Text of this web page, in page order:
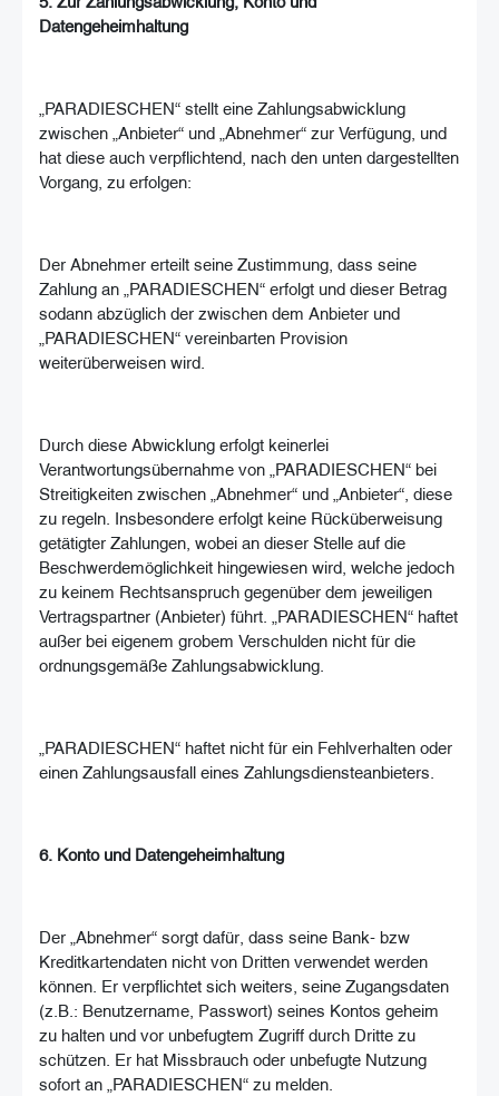
Datengeheimhaltung
„PARADIESCHEN“ stellt eine Zahlungsabwicklung
zwischen „Anbieter“ und „Abnehmer“ zur Verfügung, und
hat diese auch verpflichtend, nach den unten dargestellten
Vorgang, zu erfolgen:
Der Abnehmer erteilt seine Zustimmung, dass seine
Zahlung an „PARADIESCHEN“ erfolgt und dieser Betrag
sodann abzüglich der zwischen dem Anbieter und
„PARADIESCHEN“ vereinbarten Provision
weiterüberweisen wird.
Durch diese Abwicklung erfolgt keinerlei
Verantwortungsübernahme von „PARADIESCHEN“ bei
Streitigkeiten zwischen „Abnehmer“ und „Anbieter“, diese
zu regeln. Insbesondere erfolgt keine Rücküberweisung
getätigter Zahlungen, wobei an dieser Stelle auf die
Beschwerdemöglichkeit hingewiesen wird, welche jedoch
zu keinem Rechtsanspruch gegenüber dem jeweiligen
Vertragspartner (Anbieter) führt. „PARADIESCHEN“ haftet
außer bei eigenem grobem Verschulden nicht für die
ordnungsgemäße Zahlungsabwicklung.
„PARADIESCHEN“ haftet nicht für ein Fehlverhalten oder
einen Zahlungsausfall eines Zahlungsdiensteanbieters.
6. Konto und Datengeheimhaltung
Der „Abnehmer“ sorgt dafür, dass seine Bank- bzw
Kreditkartendaten nicht von Dritten verwendet werden
können. Er verpflichtet sich weiters, seine Zugangsdaten
(z.B.: Benutzername, Passwort) seines Kontos geheim
zu halten und vor unbefugtem Zugriff durch Dritte zu
schützen. Er hat Missbrauch oder unbefugte Nutzung
sofort an „PARADIESCHEN“ zu melden.